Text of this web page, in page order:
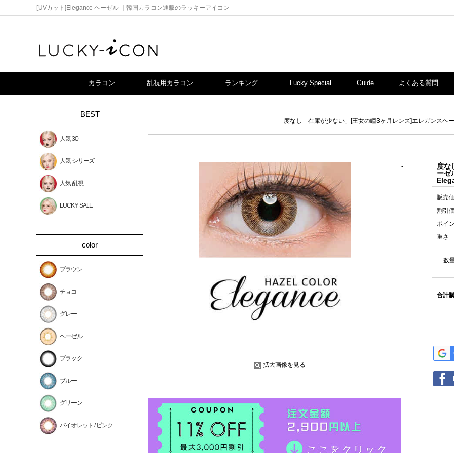
[UVカット]Elegance ヘーゼル ｜韓国カラコン通販のラッキーアイコン
カラコン 乱視用カラコン ランキング Lucky Special Guide よくある質問
BEST
人気 30
人気 シリーズ
人気 乱視
LUCKY SALE
color
ブラウン
チョコ
グレー
ヘーゼル
ブラック
ブルー
グリーン
バイオレット / ピンク
度なし「在庫が少ない」[王女の瞳3ヶ月レンズ]エレガンス
拡大画像を見る
-
度な
ーゼ
販売
割引
ポイ
重さ
数
合計